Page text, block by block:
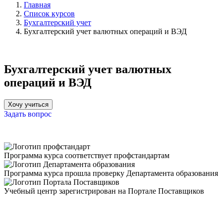
Главная
Список курсов
Бухгалтерский учет
Бухгалтерский учет валютных операций и ВЭД
Бухгалтерский учет валютных
операций и ВЭД
Хочу учиться
Задать вопрос
Программа курса соответствует профстандартам
Программа курса прошла проверку Департамента образования
Учебный центр зарегистрирован на Портале Поставщиков